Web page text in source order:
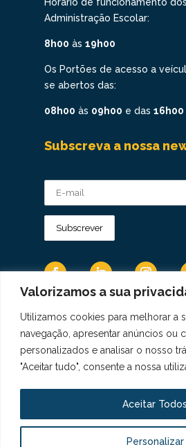
Valorizamos a sua
Utilizamos cookies para melhorar a
navegação, apresentar anúncios ou
personalizados e analisar o nosso
"Aceitar tudo", consente a nossa
Personalizar
Aceitar Todos
Administração Escolar:
8h00 às 19h00
Os Portões de acesso a
se abertos das:
08h00 às 09h00 e das 16h00
Subscreva a nossa
Os Dados Pessoais são
com a Diretiva 95/46/CE do
Geral sobre a Proteção de
Copyright © 2021 Real
Todos os direitos revervados.
Política de Privacidadeaqui
Livro de Elogios, Sugestões e